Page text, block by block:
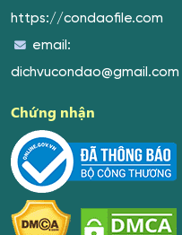
https://condaofile.com
email:
dichvucondao@gmail.com
Chứng nhận